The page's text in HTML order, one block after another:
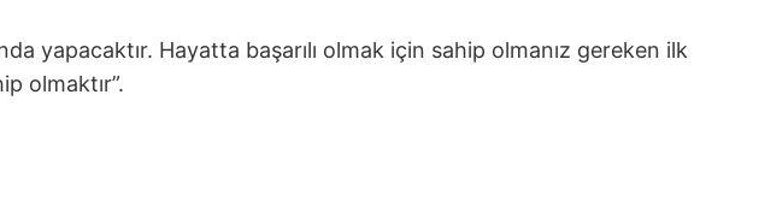
yapacaktır. Hayatta başarılı olmak için sahip olmanız gereken ilk
olmaktır”.